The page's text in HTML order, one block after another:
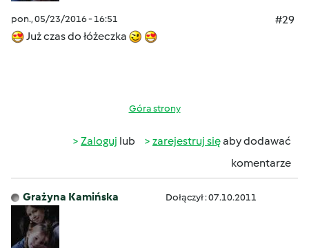
pon., 05/23/2016 - 16:51
#29
Już czas do łóżeczka
Góra strony
Zaloguj lub zarejestruj sięaby dodawać
komentarze
Grażyna Kamińska Dołączył : 07.10.2011